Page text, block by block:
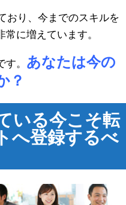
おり、今までのスキルを
に増えています。
。 あなたは今の
？
いる今こそ転
へ登録するべ